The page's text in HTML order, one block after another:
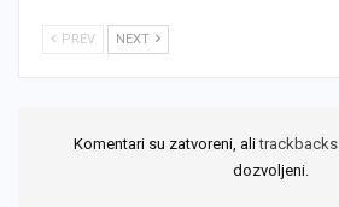
PREV NEXT
Komentari su zatvoreni, alitrackbacks
dozvoljeni.